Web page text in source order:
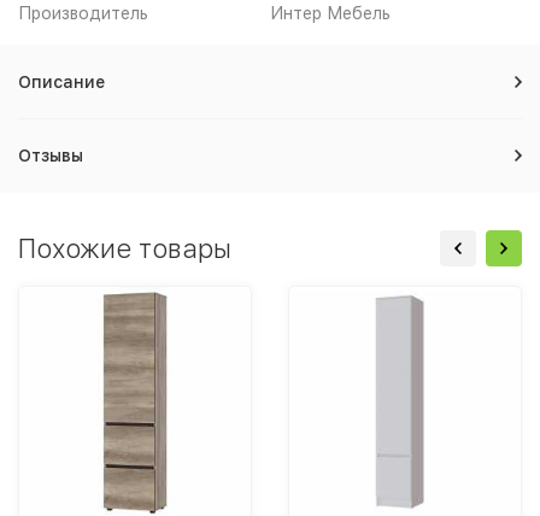
Производитель Интер Мебель
Описание
Отзывы
Похожие товары